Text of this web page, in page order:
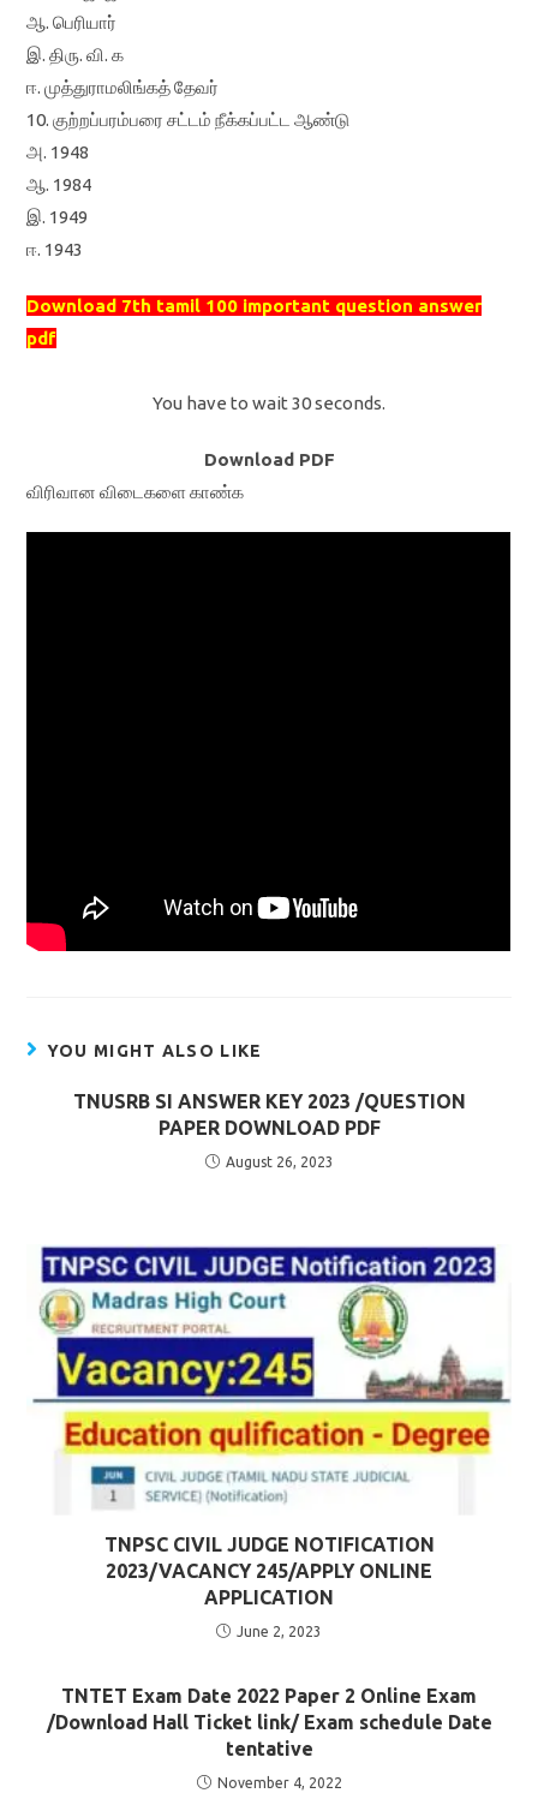
ஆ. பெரியார்
இ. திரு. வி. க
ஈ. முத்துராமலிங்கத் தேவர்
10. குற்றப்பரம்பரை சட்டம் நீக்கப்பட்ட ஆண்டு
அ. 1948
ஆ. 1984
இ. 1949
ஈ. 1943
Download 7th tamil 100 important question answer
pdf
You have to wait 30 seconds.
Download PDF
விரிவான விடைகளை காண்க
YOU MIGHT ALSO LIKE
TNUSRB SI ANSWER KEY 2023 /QUESTION
PAPER DOWNLOAD PDF
August 26, 2023
TNPSC CIVIL JUDGE NOTIFICATION
2023/VACANCY 245/APPLY ONLINE
APPLICATION
June 2, 2023
TNTET Exam Date 2022 Paper 2 Online Exam
/Download Hall Ticket link/ Exam schedule Date
tentative
November 4, 2022